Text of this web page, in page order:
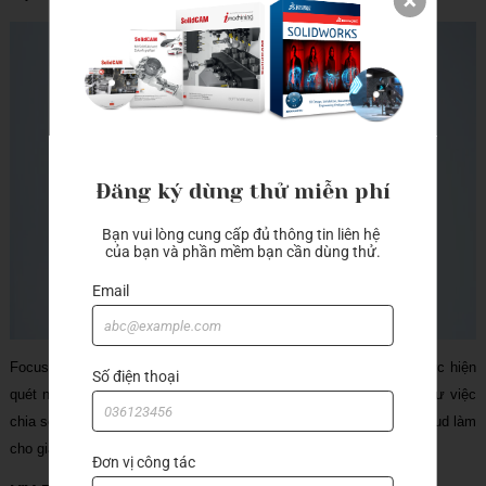
Focus S 350 cung cấp phạm vi dài thêm – 350m, có khả năng thực hiện
quét ngay cả khi thiếu ánh sáng mặt trời. Việc quét từ xa cũng như việc
chia sẻ dữ liệu gần như không giới hạn qua SCENE Webshare Cloud làm
cho giải pháp quét laser thực sự hoàn thiện.
Đăng ký dùng thử miễn phí
Bạn vui lòng cung cấp đủ thông tin liên hệ
của bạn và phần mềm bạn cần dùng thử.
Email
Số điện thoại
Đơn vị công tác